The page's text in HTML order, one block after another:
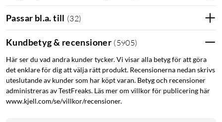
Passar bl.a. till (32)
Kundbetyg & recensioner (5905)
Här ser du vad andra kunder tycker. Vi visar alla betyg för att göra
det enklare för dig att välja rätt produkt. Recensionerna nedan skrivs
uteslutande av kunder som har köpt varan. Betyg och recensioner
administreras av TestFreaks. Läs mer om villkor för publicering här
www.kjell.com/se/villkor/recensioner.